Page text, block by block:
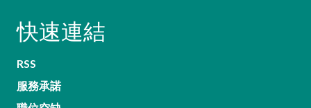
快速連結
RSS
服務承諾